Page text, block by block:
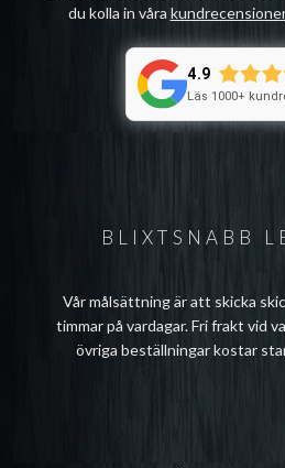
BLIXTSNABB
Vår målsättning är att skicka
timmar på vardagar. Fri frakt vid
övriga beställningar kostar
du kolla in våra
4.9
Läs 1000+